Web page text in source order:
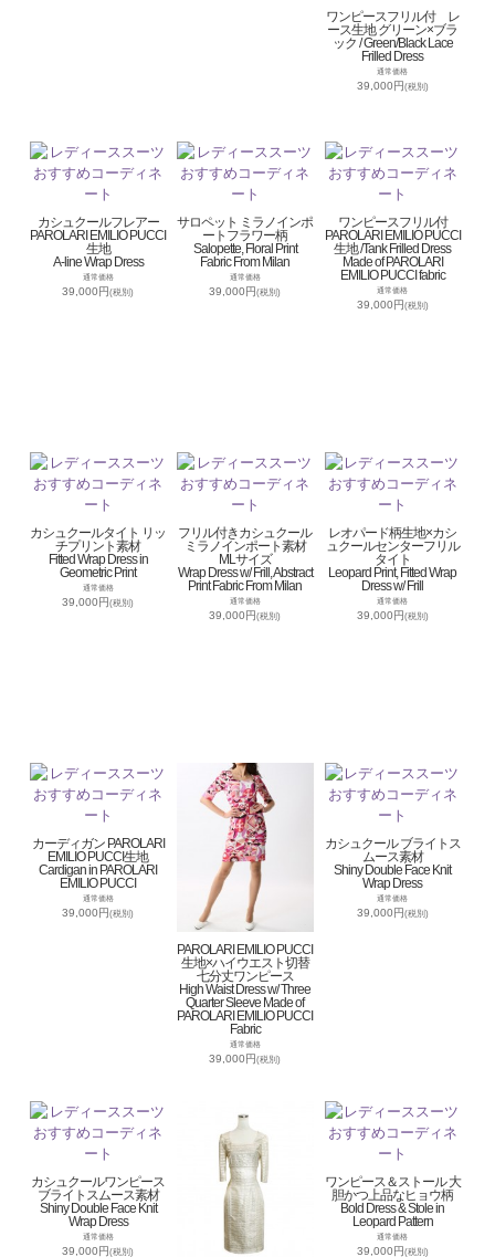
ワンピースフリル付 レ
ース生地 グリーン×ブラ
ック / Green/Black Lace
Frilled Dress
通常価格
39,000円(税別)
カシュクールフレアー
PAROLARI EMILIO PUCCI
生地
A-line Wrap Dress
通常価格
39,000円(税別)
サロペット ミラノインポ
ートフラワー柄
Salopette, Floral Print
Fabric From Milan
通常価格
39,000円(税別)
ワンピースフリル付
PAROLARI EMILIO PUCCI
生地 /Tank Frilled Dress
Made of PAROLARI
EMILIO PUCCI fabric
通常価格
39,000円(税別)
カシュクールタイト リッ
チプリント素材
Fitted Wrap Dress in
Geometric Print
通常価格
39,000円(税別)
フリル付きカシュクール
ミラノインポート素材
MLサイズ
Wrap Dress w/ Frill, Abstract
Print Fabric From Milan
通常価格
39,000円(税別)
レオパード柄生地×カシ
ュクールセンターフリル
タイト
Leopard Print, Fitted Wrap
Dress w/ Frill
通常価格
39,000円(税別)
カーディガン PAROLARI
EMILIO PUCCI生地
Cardigan in PAROLARI
EMILIO PUCCI
通常価格
39,000円(税別)
PAROLARI EMILIO PUCCI
生地×ハイウエスト切替
七分丈ワンピース
High Waist Dress w/ Three
Quarter Sleeve Made of
PAROLARI EMILIO PUCCI
Fabric
通常価格
39,000円(税別)
カシュクール ブライトス
ムース素材
Shiny Double Face Knit
Wrap Dress
通常価格
39,000円(税別)
カシュクールワンピース
ブライトスムース素材
Shiny Double Face Knit
Wrap Dress
通常価格
39,000円(税別)
ワンピース＆ストール 大
胆かつ上品なヒョウ柄
Bold Dress & Stole in
Leopard Pattern
通常価格
39,000円(税別)